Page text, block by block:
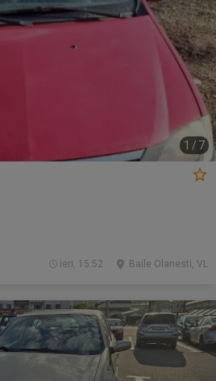
1 / 7
Baile Olanesti, VL
ieri, 15:52